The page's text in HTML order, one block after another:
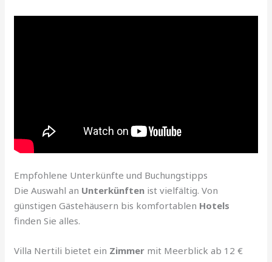
Empfohlene Unterkünfte und Buchungstipps
Die Auswahl an Unterkünften ist vielfältig. Von
günstigen Gästehäusern bis komfortablen Hotels
finden Sie alles.
Villa Nertili bietet ein Zimmer mit Meerblick ab 12 €